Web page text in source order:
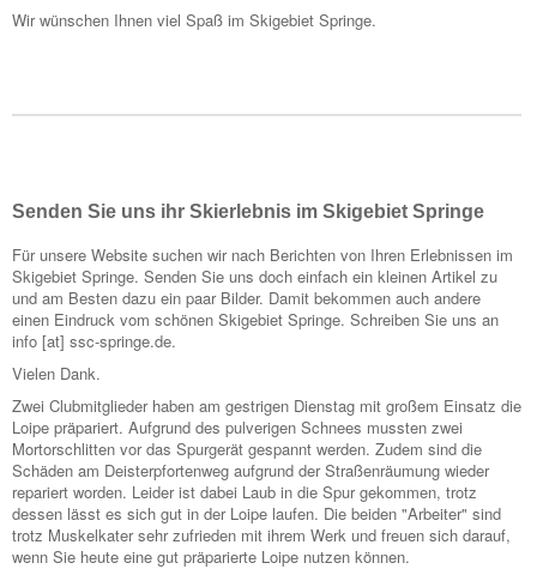
Wir wünschen Ihnen viel Spaß im Skigebiet Springe.
Senden Sie uns ihr Skierlebnis im Skigebiet Springe
Für unsere Website suchen wir nach Berichten von Ihren Erlebnissen im
Skigebiet Springe. Senden Sie uns doch einfach ein kleinen Artikel zu
und am Besten dazu ein paar Bilder. Damit bekommen auch andere
einen Eindruck vom schönen Skigebiet Springe. Schreiben Sie uns an
info [at] ssc-springe.de.
Vielen Dank.
Zwei Clubmitglieder haben am gestrigen Dienstag mit großem Einsatz die
Loipe präpariert. Aufgrund des pulverigen Schnees mussten zwei
Mortorschlitten vor das Spurgerät gespannt werden. Zudem sind die
Schäden am Deisterpfortenweg aufgrund der Straßenräumung wieder
repariert worden. Leider ist dabei Laub in die Spur gekommen, trotz
dessen lässt es sich gut in der Loipe laufen. Die beiden "Arbeiter" sind
trotz Muskelkater sehr zufrieden mit ihrem Werk und freuen sich darauf,
wenn Sie heute eine gut präparierte Loipe nutzen können.